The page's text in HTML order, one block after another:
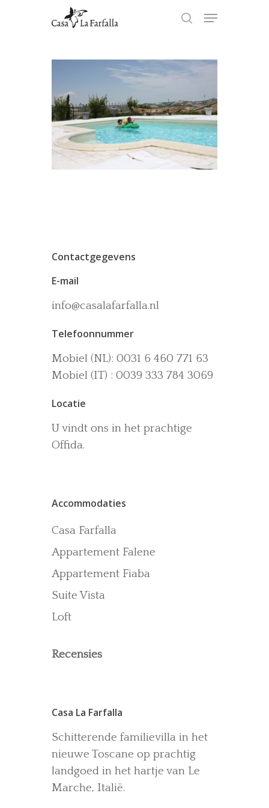
Hit enter to search or ESC to
Contactgegevens
E-mail
info@casalafarfalla.nl
Telefoonnummer
Mobiel (NL): 0031 6 460 771 63
Mobiel (IT) : 0039 333 784 3069
Locatie
U vindt ons in het prachtige
Offida.
Accommodaties
Casa Farfalla
Appartement Falene
Appartement Fiaba
Suite Vista
Loft
Recensies
Casa La Farfalla
Schitterende familievilla in het
nieuwe Toscane op prachtig
landgoed in het hartje van Le
Marche, Italië.
Wijn-en Olijfgaard
Accommodaties
Activiteiten